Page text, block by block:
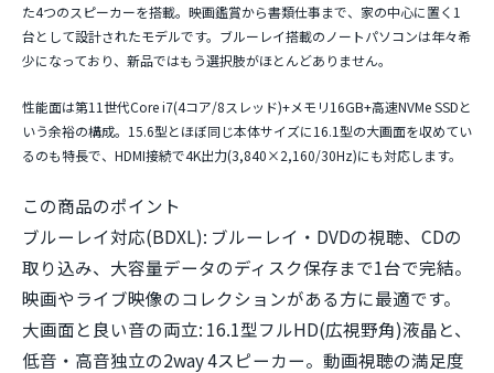
た4つのスピーカーを搭載。映画鑑賞から書類仕事まで、家の中心に置く1
台として設計されたモデルです。ブルーレイ搭載のノートパソコンは年々希
少になっており、新品ではもう選択肢がほとんどありません。
性能面は第11世代Core i7(4コア/8スレッド)+メモリ16GB+高速NVMe SSDと
いう余裕の構成。15.6型とほぼ同じ本体サイズに16.1型の大画面を収めてい
るのも特長で、HDMI接続で4K出力(3,840×2,160/30Hz)にも対応します。
この商品のポイント
ブルーレイ対応(BDXL): ブルーレイ・DVDの視聴、CDの
取り込み、大容量データのディスク保存まで1台で完結。
映画やライブ映像のコレクションがある方に最適です。
大画面と良い音の両立: 16.1型フルHD(広視野角)液晶と、
低音・高音独立の2way 4スピーカー。動画視聴の満足度